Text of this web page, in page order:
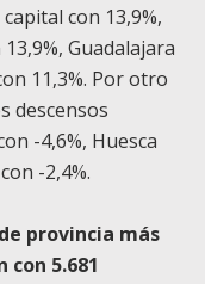
con 13,9%,
Guadalajara
11,3%. Por otro
descensos
-4,6%, Huesca
-2,4%.
provincia más
con 5.681